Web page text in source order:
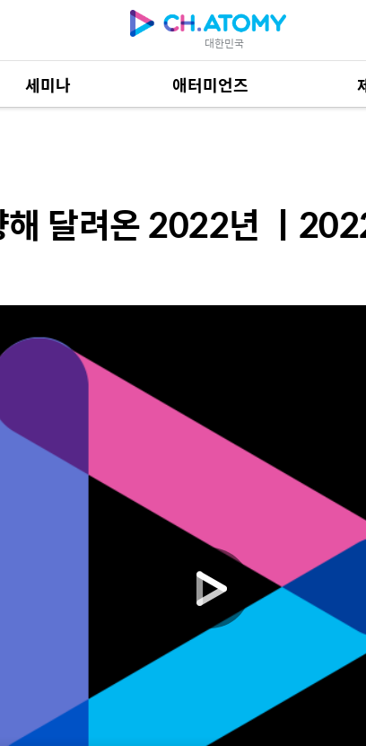
대한민국
세미나 애터미언즈
제품 자
2022년 ㅣ2022 애터미리뷰
해 달려온 2022년 ㅣ